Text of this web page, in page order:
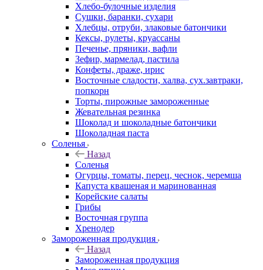
Хлебо-булочные изделия
Сушки, баранки, сухари
Хлебцы, отруби, злаковые батончики
Кексы, рулеты, круассаны
Печенье, пряники, вафли
Зефир, мармелад, пастила
Конфеты, драже, ирис
Восточные сладости, халва, сух.завтраки,
попкорн
Торты, пирожные замороженные
Жевательная резинка
Шоколад и шоколадные батончики
Шоколадная паста
Соленья
Назад
Соленья
Огурцы, томаты, перец, чеснок, черемша
Капуста квашеная и маринованная
Корейские салаты
Грибы
Восточная группа
Хренодер
Замороженная продукция
Назад
Замороженная продукция